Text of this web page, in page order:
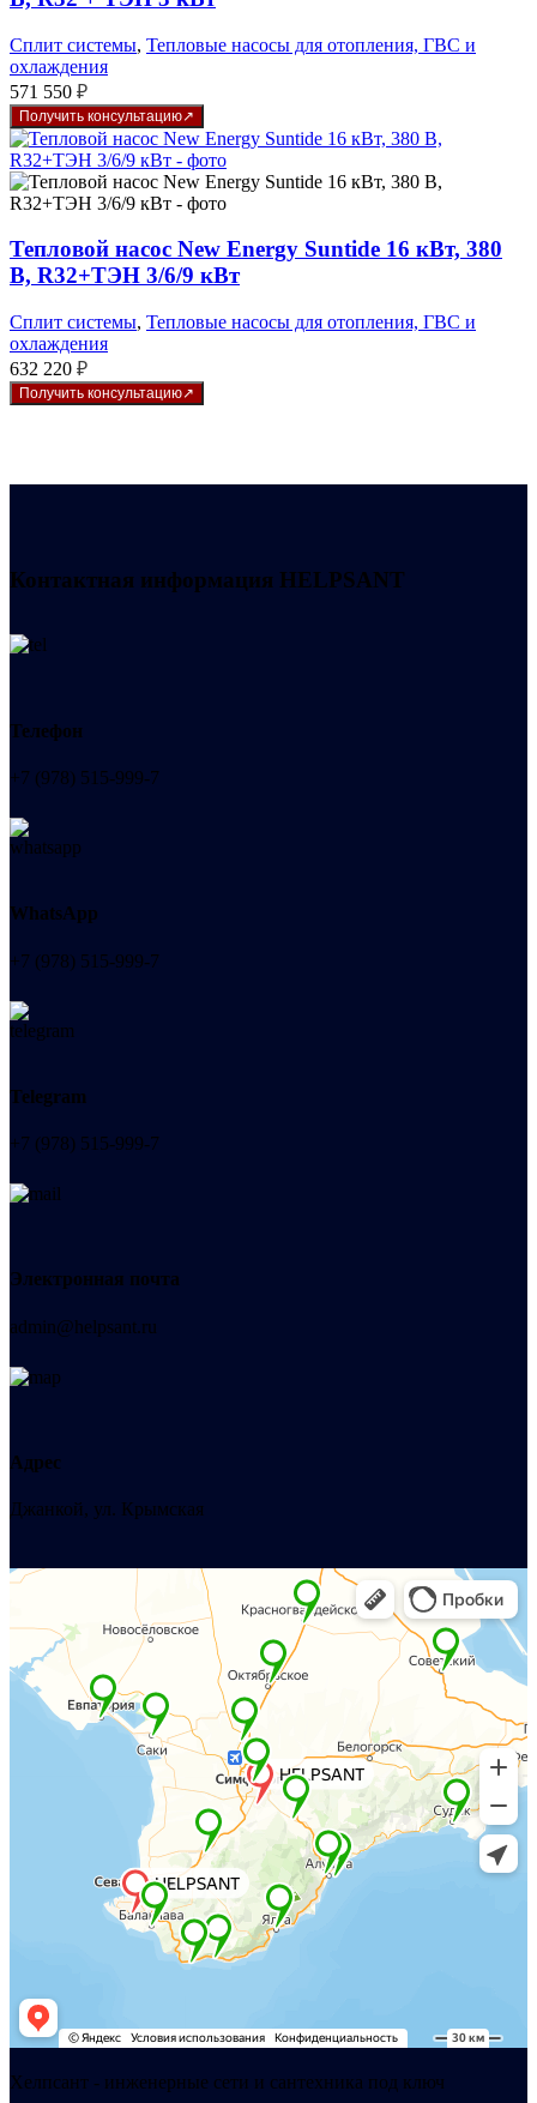
Сплит системы, Тепловые насосы для отопления, ГВС и
охлаждения
571 550 ₽
Получить консультацию
Тепловой насос New Energy Suntide 16 кВт, 380
В, R32+ТЭН 3/6/9 кВт
Сплит системы, Тепловые насосы для отопления, ГВС и
охлаждения
632 220 ₽
Получить консультацию
Контактная информация HELPSANT
Телефон
+7 (978) 515-999-7
WhatsApp
+7 (978) 515-999-7
Telegram
+7 (978) 515-999-7
Электронная почта
admin@helpsant.ru
Адрес
Джанкой, ул. Крымская
Хелпсант - инженерные сети и сантехника под ключ